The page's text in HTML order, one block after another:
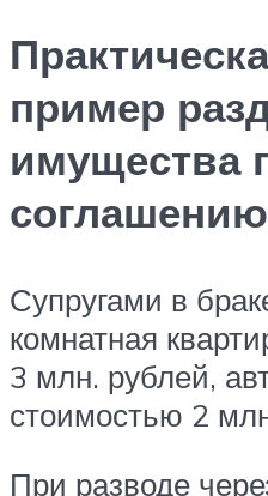
пример
имущества
соглашению
Супругами в
комнатная
3 млн. рублей,
стоимостью 2
При разводе